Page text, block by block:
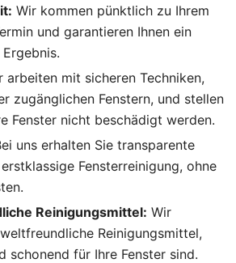
Wir kommen pünktlich zu Ihrem
und garantieren Ihnen ein
arbeiten mit sicheren Techniken,
zugänglichen Fenstern, und stellen
Fenster nicht beschädigt werden.
uns erhalten Sie transparente
Fensterreinigung, ohne
Reinigungsmittel: Wir
Reinigungsmittel,
schonend für Ihre Fenster sind.